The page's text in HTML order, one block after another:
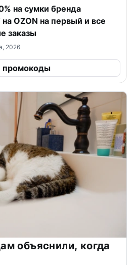
на сумки бренда
на OZON на первый и все
заказы
2026
промокоды
объяснили, когда